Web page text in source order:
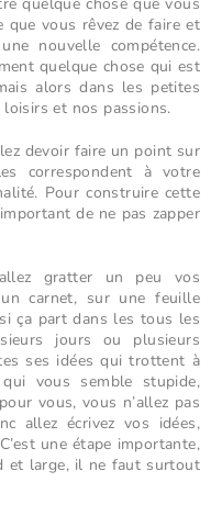
que vous rêvez de faire et
nouvelle compétence.
quelque chose qui est
alors dans les petites
et nos passions.
devoir faire un point sur
correspondent à votre
Pour construire cette
de ne pas zapper
gratter un peu vos
carnet, sur une feuille
ça part dans les tous les
jours ou plusieurs
ses idées qui trottent à
vous semble stupide,
vous, vous n’allez pas
allez écrivez vos idées,
une étape importante,
et large, il ne faut surtout